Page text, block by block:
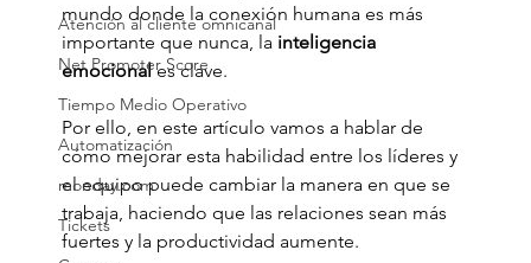
Atención al cliente omnicanal
Net Promoter Score
Tiempo Medio Operativo
Automatización
monday.com
Tickets
mundo donde la conexión humana es más
importante que nunca, la inteligencia
emocional es clave.
Por ello, en este artículo vamos a hablar de
cómo mejorar esta habilidad entre los líderes y
el equipo puede cambiar la manera en que se
trabaja, haciendo que las relaciones sean más
fuertes y la productividad aumente.